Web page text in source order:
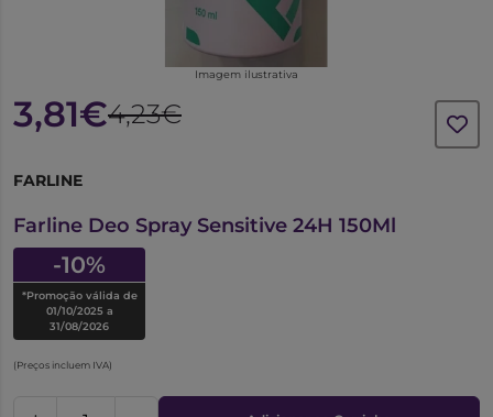
Imagem ilustrativa
3,81€4,23€
FARLINE
Farline Deo Spray Sensitive 24H 150Ml
-10%
*Promoção válida de
01/10/2025 a
31/08/2026
(Preços incluem IVA)